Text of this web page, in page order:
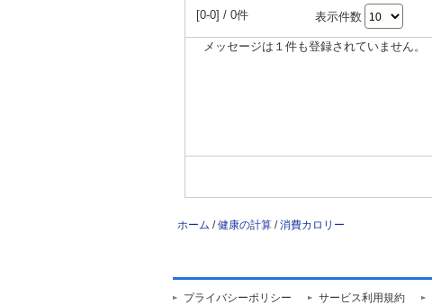
[0-0] / 0件 表示件数
メッセージは１件も登録されていません。
ホーム /健康の計算 /消費カロリー
プライバシーポリシー サービス利用規約